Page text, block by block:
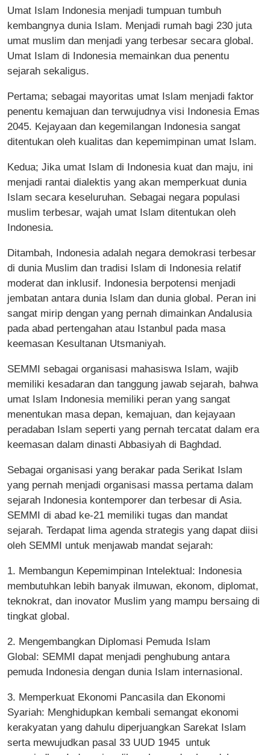
Umat Islam Indonesia menjadi tumpuan tumbuh
kembangnya dunia Islam. Menjadi rumah bagi 230 juta
umat muslim dan menjadi yang terbesar secara global.
Umat Islam di Indonesia memainkan dua penentu
sejarah sekaligus.
Pertama; sebagai mayoritas umat Islam menjadi faktor
penentu kemajuan dan terwujudnya visi Indonesia Emas
2045. Kejayaan dan kegemilangan Indonesia sangat
ditentukan oleh kualitas dan kepemimpinan umat Islam.
Kedua; Jika umat Islam di Indonesia kuat dan maju, ini
menjadi rantai dialektis yang akan memperkuat dunia
Islam secara keseluruhan. Sebagai negara populasi
muslim terbesar, wajah umat Islam ditentukan oleh
Indonesia.
Ditambah, Indonesia adalah negara demokrasi terbesar
di dunia Muslim dan tradisi Islam di Indonesia relatif
moderat dan inklusif. Indonesia berpotensi menjadi
jembatan antara dunia Islam dan dunia global. Peran ini
sangat mirip dengan yang pernah dimainkan Andalusia
pada abad pertengahan atau Istanbul pada masa
keemasan Kesultanan Utsmaniyah.
SEMMI sebagai organisasi mahasiswa Islam, wajib
memiliki kesadaran dan tanggung jawab sejarah, bahwa
umat Islam Indonesia memiliki peran yang sangat
menentukan masa depan, kemajuan, dan kejayaan
peradaban Islam seperti yang pernah tercatat dalam era
keemasan dalam dinasti Abbasiyah di Baghdad.
Sebagai organisasi yang berakar pada Serikat Islam
yang pernah menjadi organisasi massa pertama dalam
sejarah Indonesia kontemporer dan terbesar di Asia.
SEMMI di abad ke-21 memiliki tugas dan mandat
sejarah. Terdapat lima agenda strategis yang dapat diisi
oleh SEMMI untuk menjawab mandat sejarah:
1. Membangun Kepemimpinan Intelektual: Indonesia
membutuhkan lebih banyak ilmuwan, ekonom, diplomat,
teknokrat, dan inovator Muslim yang mampu bersaing di
tingkat global.
2. Mengembangkan Diplomasi Pemuda Islam
Global: SEMMI dapat menjadi penghubung antara
pemuda Indonesia dengan dunia Islam internasional.
3. Memperkuat Ekonomi Pancasila dan Ekonomi
Syariah: Menghidupkan kembali semangat ekonomi
kerakyatan yang dahulu diperjuangkan Sarekat Islam
serta mewujudkan pasal 33 UUD 1945 untuk